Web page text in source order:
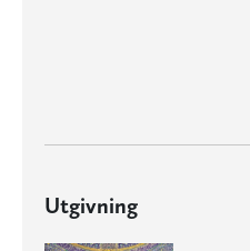
Utgivning